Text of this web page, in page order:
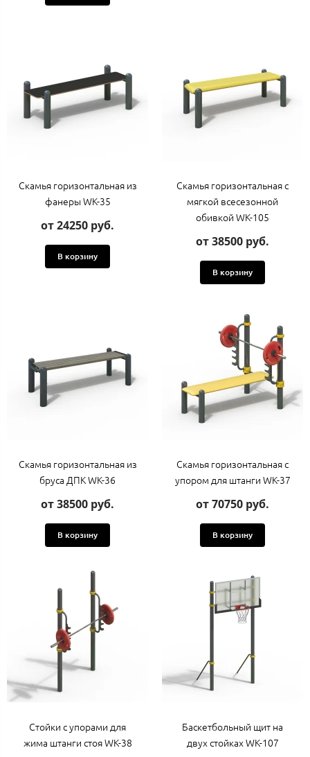
Скамья горизонтальная из
фанеры WK-35
от 24250 руб.
В корзину
Скамья горизонтальная с
мягкой всесезонной
обивкой WK-105
от 38500 руб.
В корзину
Скамья горизонтальная из
бруса ДПК WK-36
от 38500 руб.
В корзину
Скамья горизонтальная с
упором для штанги WK-37
от 70750 руб.
В корзину
Стойки с упорами для
жима штанги стоя WK-38
Баскетбольный щит на
двух стойках WK-107